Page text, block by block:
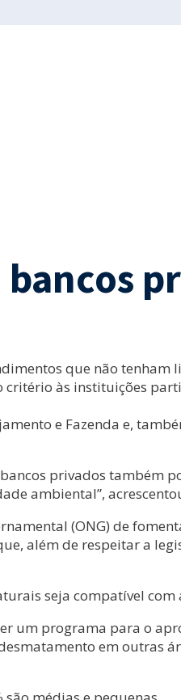
que não
às instituições
e Fazenda e,
privados também
ambiental”,
(ONG) de
além de respeitar a
seja compatível
um programa para o
em outras